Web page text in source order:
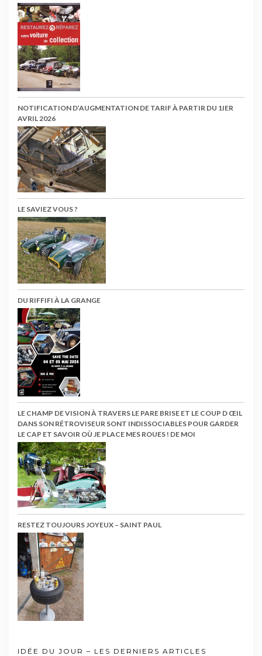
NOTIFICATION D’AUGMENTATION DE TARIF À PARTIR DU 1IER
AVRIL 2026
LE SAVIEZ VOUS ?
DU RIFFIFI À LA GRANGE
LE CHAMP DE VISION À TRAVERS LE PARE BRISE ET LE COUP D ŒIL
DANS SON RÉTROVISEUR SONT INDISSOCIABLES POUR GARDER
LE CAP ET SAVOIR OÙ JE PLACE MES ROUES ! DE MOI
RESTEZ TOUJOURS JOYEUX – SAINT PAUL
IDÉE DU JOUR – LES DERNIERS ARTICLES